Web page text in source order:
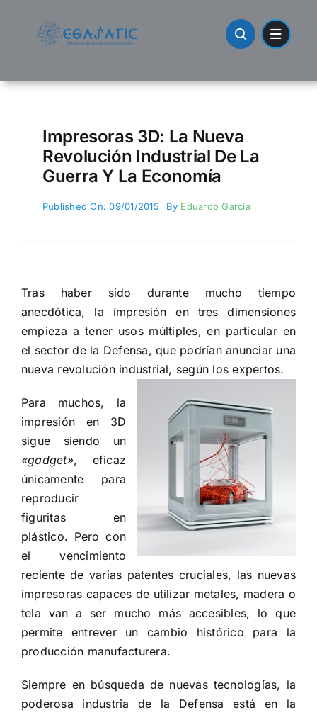
Impresoras 3D: La Nueva
Revolución Industrial De La
Guerra Y La Economía
Published On: 09/01/2015 By Eduardo García
Tras haber sido durante mucho tiempo
anecdótica, la impresión en tres dimensiones
empieza a tener usos múltiples, en particular en
el sector de la Defensa, que podrían anunciar una
nueva revolución industrial, según los expertos.
Para muchos, la
impresión en 3D
sigue siendo un
«gadget», eficaz
únicamente para
reproducir
figuritas en
plástico. Pero con
el vencimiento
reciente de varias patentes cruciales, las nuevas
impresoras capaces de utilizar metales, madera o
tela van a ser mucho más accesibles, lo que
permite entrever un cambio histórico para la
producción manufacturera.
Siempre en búsqueda de nuevas tecnologías, la
poderosa industria de la Defensa está en la